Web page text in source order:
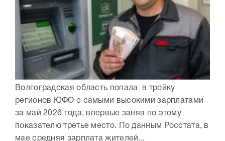
Волгоградская область попала в тройку
регионов ЮФО с самыми высокими зарплатами
за май 2026 года, впервые заняв по этому
показателю третье место. По данным Росстата, в
мае средняя зарплата жителей...